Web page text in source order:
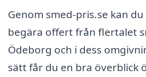
Genom smed-pris.se kan
begära offert från flertalet
Ödeborg och i dess
sätt får du en bra överblick